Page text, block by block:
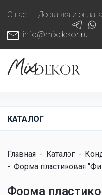
О нас Доставка и оплата
info@mixdekor.ru
КАТАЛОГ
Главная - Каталог -
- Форма пластиковая
Форма